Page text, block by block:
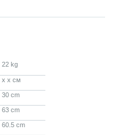
22 kg
x x см
30 cm
63 cm
60.5 cm